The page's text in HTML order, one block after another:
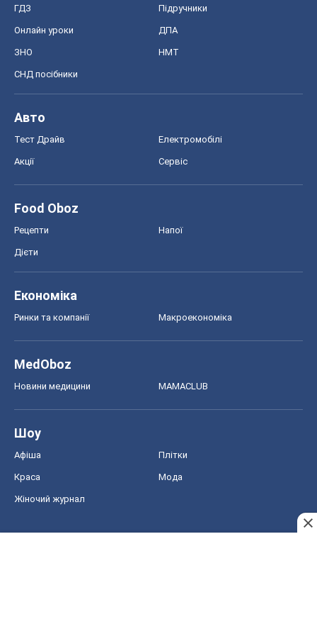
ГДЗ Підручники
Онлайн уроки ДПА
ЗНО НМТ
СНД посібники
Авто
Тест Драйв Електромобілі
Акції Сервіс
Food Oboz
Рецепти Напої
Дієти
Економіка
Ринки та компанії Макроекономіка
MedOboz
Новини медицини MAMACLUB
Шоу
Афіша Плітки
Краса Мода
Жіночий журнал